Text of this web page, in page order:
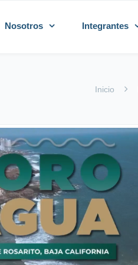
Nosotros Integrantes
Inicio